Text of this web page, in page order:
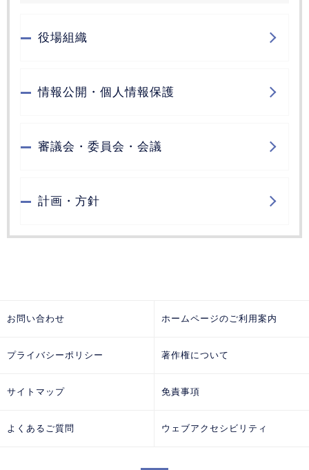
役場組織
情報公開・個人情報保護
審議会・委員会・会議
計画・方針
お問い合わせ ホームページのご利用案内
プライバシーポリシー 著作権について
サイトマップ 免責事項
よくあるご質問 ウェブアクセシビリティ